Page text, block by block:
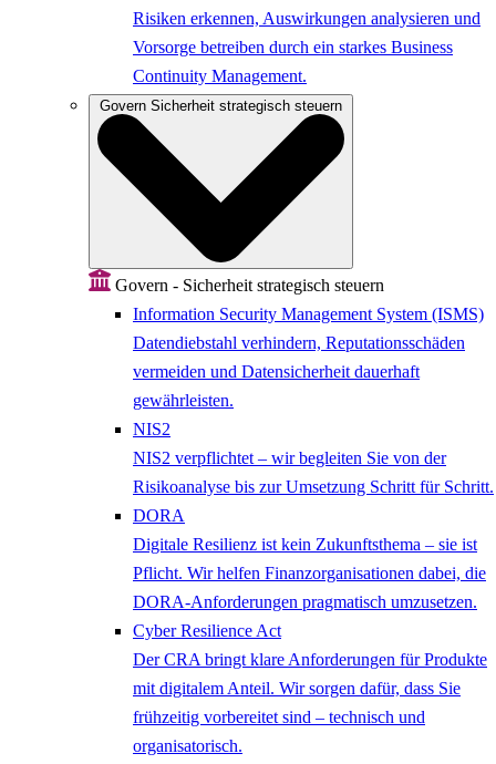
Risiken erkennen, Auswirkungen analysieren und
Vorsorge betreiben durch ein starkes Business
Continuity Management.
Govern Sicherheit strategisch steuern
Govern - Sicherheit strategisch steuern
Information Security Management System (ISMS)
Datendiebstahl verhindern, Reputationsschäden
vermeiden und Datensicherheit dauerhaft
gewährleisten.
NIS2
NIS2 verpflichtet – wir begleiten Sie von der
Risikoanalyse bis zur Umsetzung Schritt für Schritt.
DORA
Digitale Resilienz ist kein Zukunftsthema – sie ist
Pflicht. Wir helfen Finanzorganisationen dabei, die
DORA-Anforderungen pragmatisch umzusetzen.
Cyber Resilience Act
Der CRA bringt klare Anforderungen für Produkte
mit digitalem Anteil. Wir sorgen dafür, dass Sie
frühzeitig vorbereitet sind – technisch und
organisatorisch.